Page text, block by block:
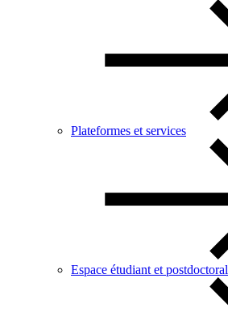
Plateformes et services
Espace étudiant et postdoctoral